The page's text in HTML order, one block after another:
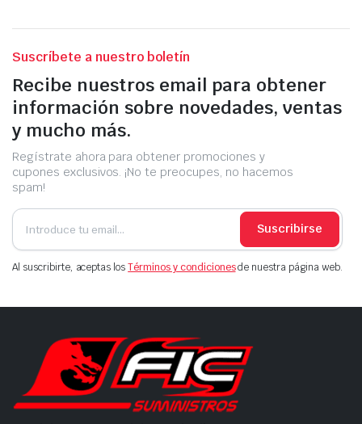
Suscríbete a nuestro boletín
Recibe nuestros email para obtener
información sobre novedades, ventas
y mucho más.
Regístrate ahora para obtener promociones y
cupones exclusivos. ¡No te preocupes, no hacemos
spam!
Suscribirse
Al suscribirte, aceptas losTérminos y condicionesde nuestra página web.